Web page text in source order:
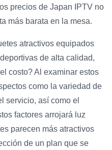
precios de Japan IPTV no
más barata en la mesa.
atractivos equipados
de alta calidad,
costo? Al examinar estos
como la variedad de
servicio, así como el
factores arrojará luz
parecen más atractivos
de un plan que se